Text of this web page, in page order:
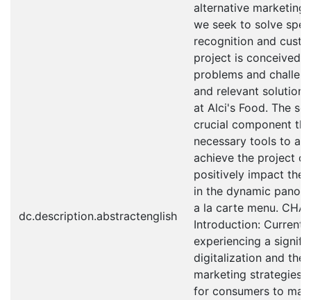
dc.description.abstractenglish
alternative marketing
we seek to solve
recognition and
project is conceived
problems and
and relevant
at Alci's Food. The
crucial component
necessary tools to
achieve the project
positively impact the
in the dynamic
a la carte menu.
Introduction:
experiencing a
digitalization and the
marketing strategies.
for consumers to